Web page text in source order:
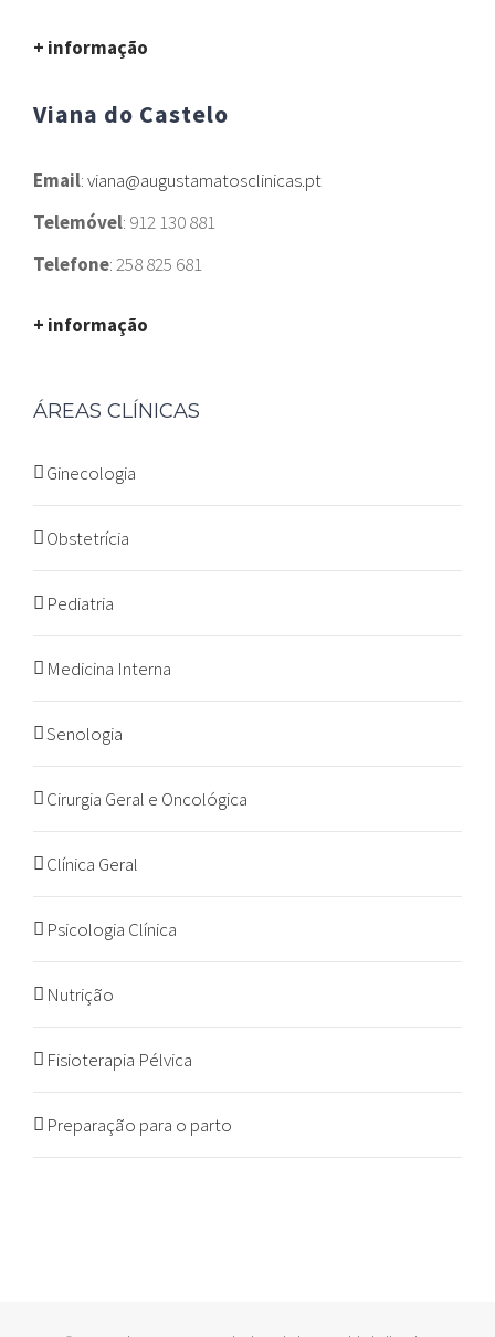
+ informação
Viana do Castelo
Email:viana@augustamatosclinicas.pt
Telemóvel: 912 130 881
Telefone: 258 825 681
+ informação
ÁREAS CLÍNICAS
Ginecologia
Obstetrícia
Pediatria
Medicina Interna
Senologia
Cirurgia Geral e Oncológica
Clínica Geral
Psicologia Clínica
Nutrição
Fisioterapia Pélvica
Preparação para o parto